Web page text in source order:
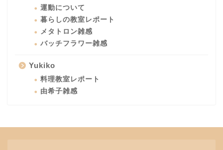
運動について
暮らしの教室レポート
メタトロン雑感
バッチフラワー雑感
Yukiko
料理教室レポート
由希子雑感